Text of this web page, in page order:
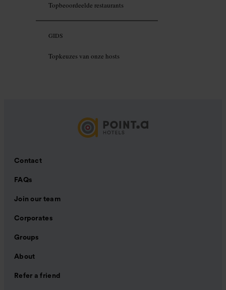
Topbeoordeelde restaurants
GIDS
Topkeuzes van onze hosts
Contact
FAQs
Join our team
Corporates
Groups
About
Refer a friend